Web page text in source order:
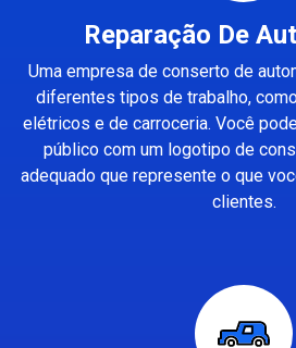
Reparação De
Uma empresa de conserto de
diferentes tipos de trabalho,
elétricos e de carroceria. Você
público com um logotipo de
adequado que represente o que
clientes.